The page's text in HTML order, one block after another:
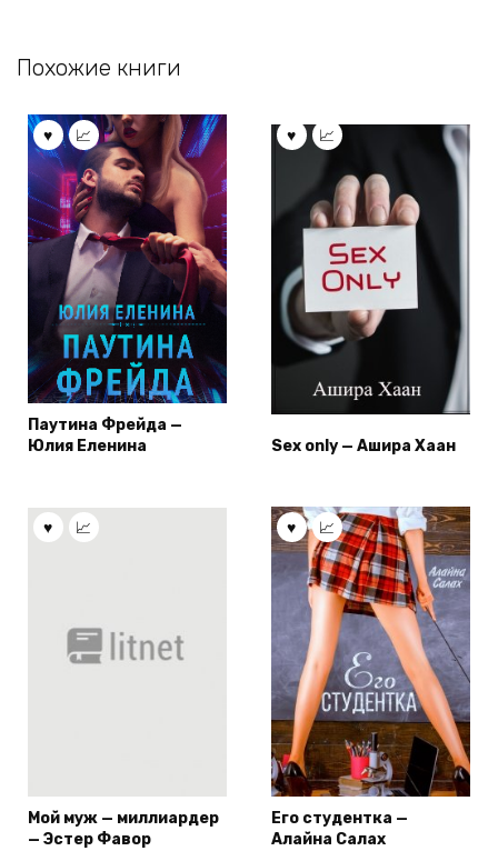
Похожие книги
Паутина Фрейда —
Юлия Еленина
Sex only — Ашира Хаан
Мой муж — миллиардер
— Эстер Фавор
Его студентка —
Алайна Салах